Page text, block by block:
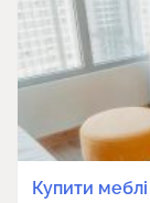
Купити